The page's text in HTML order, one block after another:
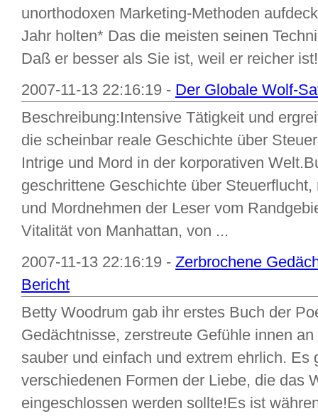
unorthodoxen Marketing-Methoden
Jahr holten* Das die meisten seinen
Daß er besser als Sie ist, weil er reicher
2007-11-13 22:16:19 - Der Globale Wolf-
Beschreibung:Intensive Tätigkeit und
die scheinbar reale Geschichte über
Intrige und Mord in der korporativen
geschrittene Geschichte über
und Mordnehmen der Leser vom
Vitalität von Manhattan, von ...
2007-11-13 22:16:19 - Zerbrochene
Bericht
Betty Woodrum gab ihr erstes Buch der
Gedächtnisse, zerstreute Gefühle innen
sauber und einfach und extrem ehrlich. Es
verschiedenen Formen der Liebe, die das
eingeschlossen werden sollte!Es ist